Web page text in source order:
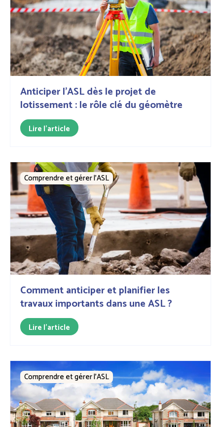
Anticiper l'ASL dès le projet de
lotissement : le rôle clé du géomètre
Lire l'article
Comment anticiper et planifier les
travaux importants dans une ASL ?
Comprendre et gérer l’ASL
Lire l'article
Comprendre et gérer l’ASL